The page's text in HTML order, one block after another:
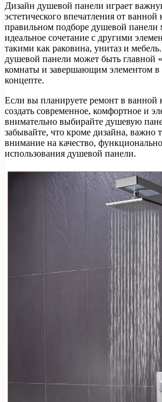
Дизайн душевой панели играет
эстетического впечатления от
правильном подборе душевой панели
идеальное сочетание с другими
такими как раковина, унитаз и
душевой панели может быть главной
комнаты и завершающим элементом в
концепте.
Если вы планируете ремонт в ванной
создать современное, комфортное и
внимательно выбирайте душевую
забывайте, что кроме дизайна, важно
внимание на качество,
использования душевой панели.